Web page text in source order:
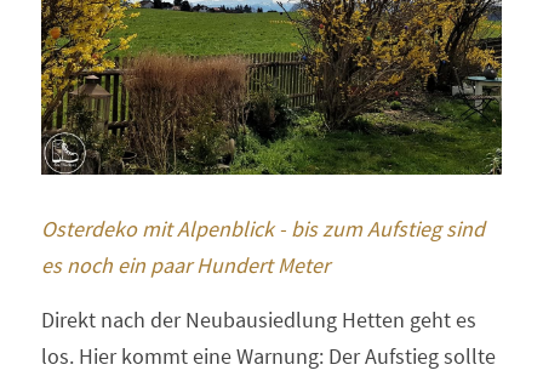
Osterdeko mit Alpenblick - bis zum Aufstieg sind
es noch ein paar Hundert Meter
Direkt nach der Neubausiedlung Hetten geht es
los. Hier kommt eine Warnung: Der Aufstieg sollte